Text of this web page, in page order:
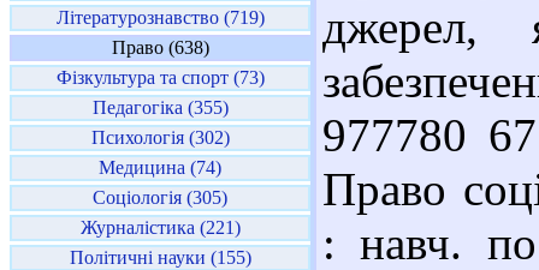
Літературознавство (719)
Право (638)
Фізкультура та спорт (73)
Педагогіка (355)
Психологія (302)
Медицина (74)
Соціологія (305)
Журналістика (221)
Політичні науки (155)
джерел,
977780
Право
: навч.